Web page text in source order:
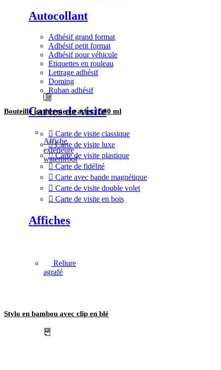
Reliure
agrafé
Affiche
extérieure
waterproof
Autocollant
Adhésif grand format
Adhésif petit format
Adhésif pour véhicule
Etiquettes en rouleau
Lettrage adhésif
Doming
Ruban adhésif
Cartes de visite
Carte de visite classique
Carte de visite luxe
Carte de visite plastique
Carte de fidélité
Carte avec bande magnétique
Carte de visite double volet
Carte de visite en bois
Affiches
Bouteille isotherme en acier | 500 ml
Stylo en bambou avec clip en blé